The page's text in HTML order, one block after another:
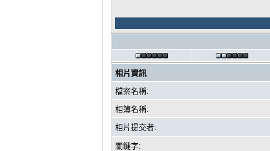
相片資訊
檔案名稱:
相簿名稱:
相片提交者:
關鍵字: